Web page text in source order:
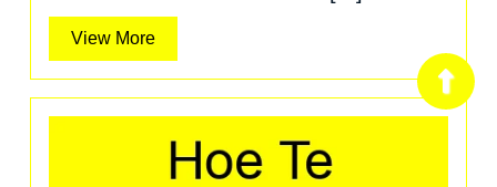
View MoreView
More